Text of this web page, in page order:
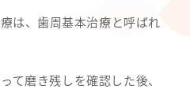
は、歯周基本治療と呼ばれ
て磨き残しを確認した後、